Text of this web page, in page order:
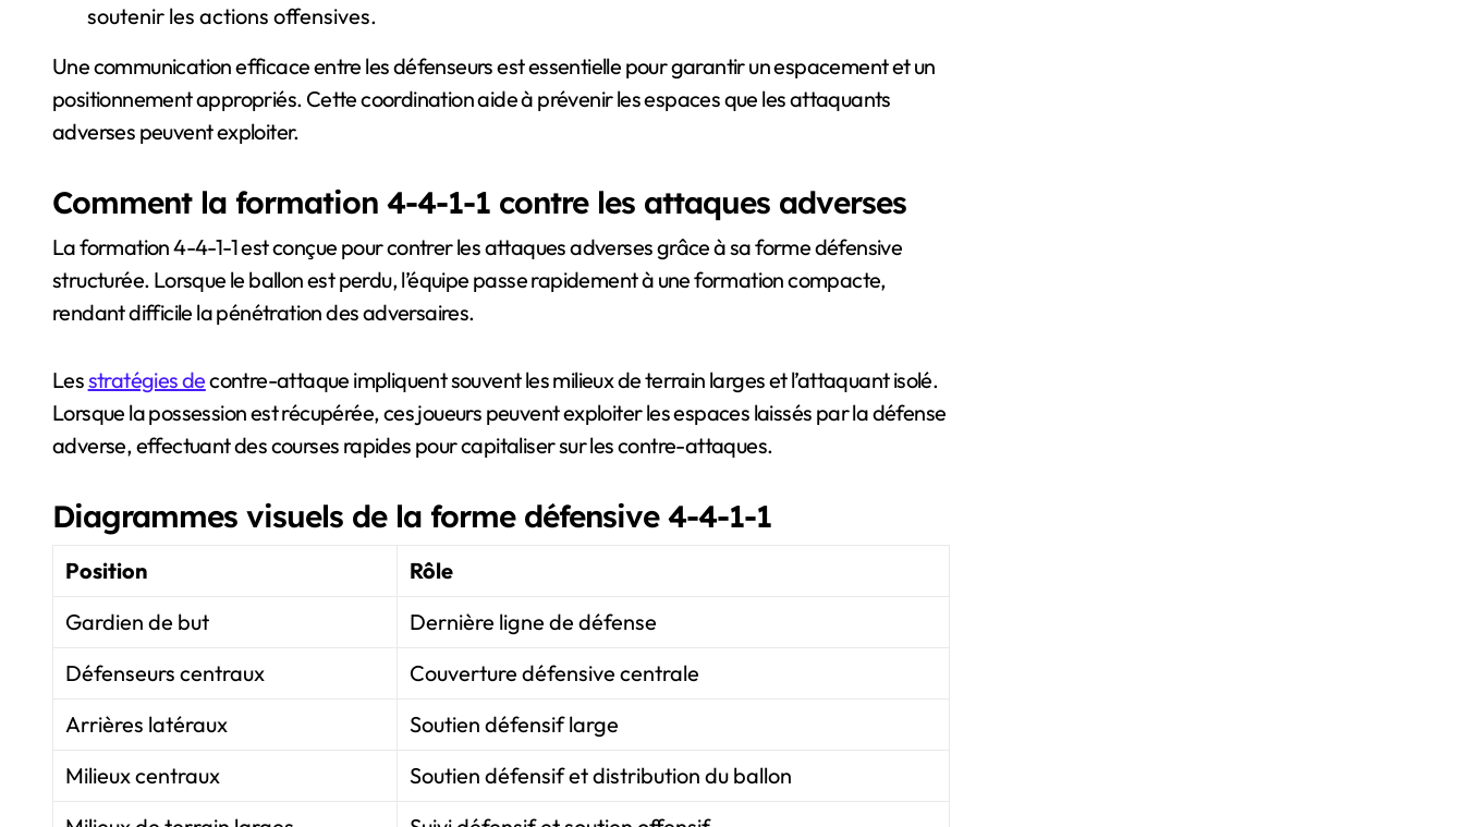
soutenir les actions offensives.
Une communication efficace entre les défenseurs est essentielle pour garantir un espacement et un
positionnement appropriés. Cette coordination aide à prévenir les espaces que les attaquants
adverses peuvent exploiter.
Comment la formation 4-4-1-1 contre les attaques adverses
La formation 4-4-1-1 est conçue pour contrer les attaques adverses grâce à sa forme défensive
structurée. Lorsque le ballon est perdu, l’équipe passe rapidement à une formation compacte,
rendant difficile la pénétration des adversaires.
Lesstratégies decontre-attaque impliquent souvent les milieux de terrain larges et l’attaquant isolé.
Lorsque la possession est récupérée, ces joueurs peuvent exploiter les espaces laissés par la défense
adverse, effectuant des courses rapides pour capitaliser sur les contre-attaques.
Diagrammes visuels de la forme défensive 4-4-1-1
Position
Rôle
Gardien de but
Dernière ligne de défense
Défenseurs centraux
Couverture défensive centrale
Arrières latéraux
Soutien défensif large
Milieux centraux
Soutien défensif et distribution du ballon